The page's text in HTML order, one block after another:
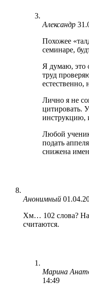
Александр
Похожее
семинаре,
Я думаю, это
труд
естественно,
Лично я не
цитировать.
инструкцию,
Любой
подать
снижена
Анонимный
Хм… 102 слова?
считаются.
Марина
14:49